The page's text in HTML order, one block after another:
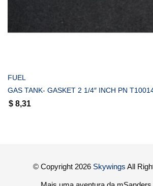
FUEL
GAS TANK- GASKET 2 1/4″ INCH PN
$ 8,31
© Copyright 2026 Skywings All